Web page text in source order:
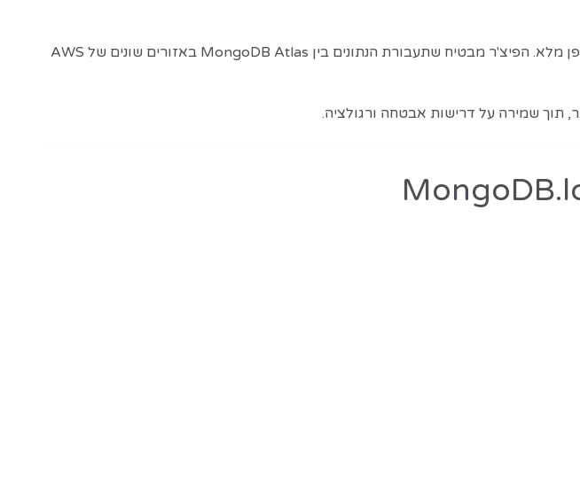
זמינה כעת באופן מלא. הפיצ'ר מבטיח שתעבורת הנתונים בין MongoDB Atlas באזורים שונים של AWS